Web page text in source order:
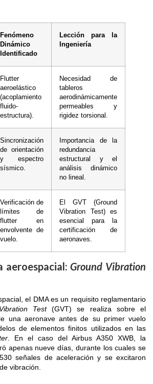
Fenómeno
Dinámico
Identificado
Lección para la
Ingeniería
Flutter
aeroelástico
(acoplamiento
fluido-
estructura).
Necesidad de
tableros
aerodinámicamente
permeables y
rigidez torsional.
Sincronización
de orientación
y espectro
sísmico.
Importancia de la
redundancia
estructural y el
análisis dinámico
no lineal.
Verificación de
límites de
flutter en
envolvente de
vuelo.
El GVT (Ground
Vibration Test) es
esencial para la
certificación de
aeronaves.
aeroespacial:Ground Vibration
el DMA es un requisito reglamentario
Test(GVT) se realiza sobre el
una aeronave antes de su primer vuelo
de elementos finitos utilizados en las
. En el caso del Airbus A350 XWB, la
apenas nueve días, durante los cuales se
señales de aceleración y se excitaron
vibración.